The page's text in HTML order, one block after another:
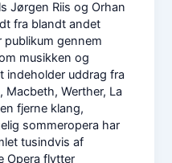
Jørgen Riis og Orhan
fra blandt andet
publikum gennem
musikken og
indeholder uddrag fra
Werther, La
fjerne klang,
sommeropera har
tusindvis af
Opera flytter